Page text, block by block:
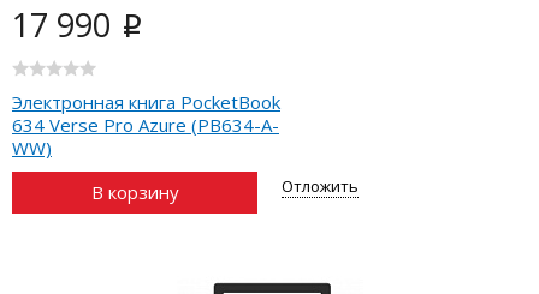
17 990 i
Электронная книга PocketBook
634 Verse Pro Azure (PB634-A-
WW)
В корзину
Отложить